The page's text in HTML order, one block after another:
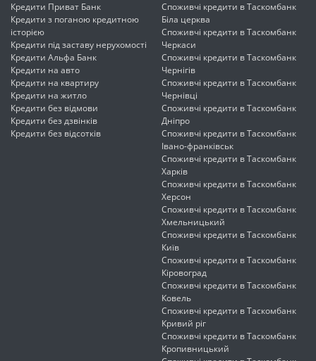
Кредити Приват Банк
Кредити з поганою кредитною
історією
Кредити під заставу нерухомості
Кредити Альфа Банк
Кредити на авто
Кредити на квартиру
Кредити на житло
Кредити без відмови
Кредити без дзвінків
Кредити без відсотків
Споживчі кредити в Таскомбанк
Біла церква
Споживчі кредити в Таскомбанк
Черкаси
Споживчі кредити в Таскомбанк
Чернігів
Споживчі кредити в Таскомбанк
Чернівці
Споживчі кредити в Таскомбанк
Дніпро
Споживчі кредити в Таскомбанк
Івано-франківськ
Споживчі кредити в Таскомбанк
Харків
Споживчі кредити в Таскомбанк
Херсон
Споживчі кредити в Таскомбанк
Хмельницький
Споживчі кредити в Таскомбанк
Київ
Споживчі кредити в Таскомбанк
Кіровоград
Споживчі кредити в Таскомбанк
Ковель
Споживчі кредити в Таскомбанк
Кривий ріг
Споживчі кредити в Таскомбанк
Кропивницький